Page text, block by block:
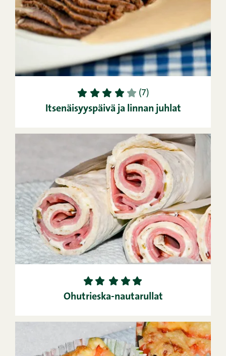
1 2 3 4 5 (7)
Itsenäisyyspäivä ja linnan juhlat
1 2 3 4
5
Ohutrieska-nautarullat